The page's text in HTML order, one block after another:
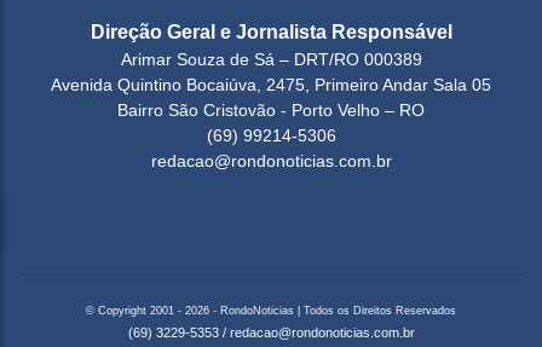
Direção Geral e Jornalista Responsável
Arimar Souza de Sá – DRT/RO 000389
Avenida Quintino Bocaiúva, 2475, Primeiro Andar Sala 05
Bairro São Cristovão - Porto Velho – RO
(69) 99214-5306
redacao@rondonoticias.com.br
© Copyright 2001 - 2026 - RondoNoticias | Todos os Direitos Reservados
(69) 3229-5353 / redacao@rondonoticias.com.br